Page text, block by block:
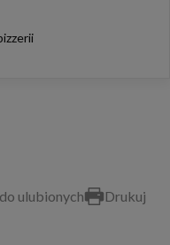
ulubionych Drukuj